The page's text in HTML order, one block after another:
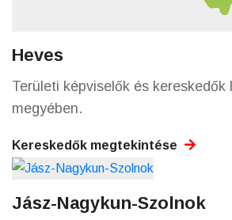
Heves
Területi képviselők és kereskedők
megyében.
Kereskedők megtekintése
Jász-Nagykun-Szolnok